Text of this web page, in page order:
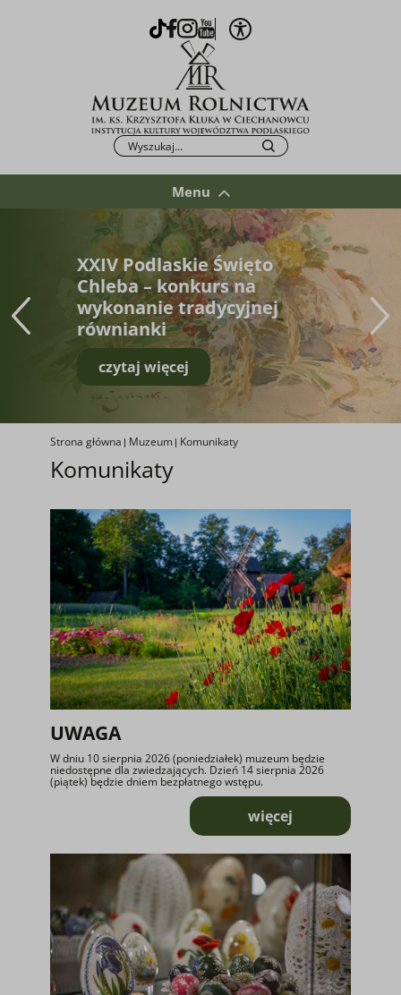
TikTok
Facebook
Instagram
YoutubeOtwórz opcje WCAG
Po kliknięciu przycisku fraza zostanie
Szukaj
Menu
XXIV Podlaskie Święto
Chleba – konkurs na
wykonanie tradycyjnej
równianki
czytaj więcej
Strona główna Muzeum Komunikaty
Komunikaty
UWAGA
W dniu 10 sierpnia 2026 (poniedziałek) muzeum będzie
niedostępne dla zwiedzających. Dzień 14 sierpnia 2026
(piątek) będzie dniem bezpłatnego wstępu.
więcejo UWAGA